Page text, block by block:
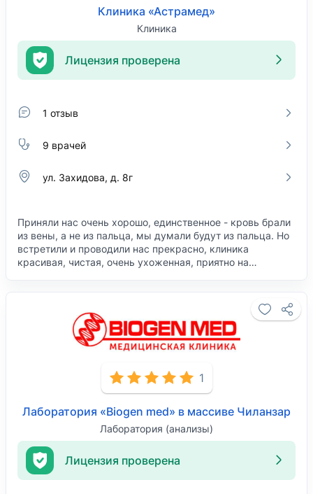
Клиника «Астрамед»
Клиника
Лицензия проверена
1 отзыв
9 врачей
ул. Захидова, д. 8г
Приняли нас очень хорошо, единственное - кровь брали
из вены, а не из пальца, мы думали будут из пальца. Но
встретили и проводили нас прекрасно, клиника
красивая, чистая, очень ухоженная, приятно на…
1
Лаборатория «Biogen med» в массиве Чиланзар
Лаборатория (анализы)
Лицензия проверена